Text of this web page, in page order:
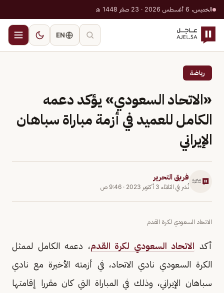
الخميس، 6 أغسطس 2026 · 23 صفر 1448 هـ
EN
رياضة
«الاتحاد السعودي» يؤكد دعمه
الكامل للعميد في أزمة مباراة سباهان
الإيراني
فريق التحرير
نُشر في الثلاثاء 3 أكتوبر 2023 · 9:46 ص
الاتحاد السعودي لكرة القدم
أكد الاتحاد السعودي لكرة القدم، دعمه الكامل لممثل
الكرة السعودي نادي الاتحاد، في أزمته الأخيرة مع نادي
سباهان الإيراني، وذلك في المباراة التي كان مقررا إقامتها